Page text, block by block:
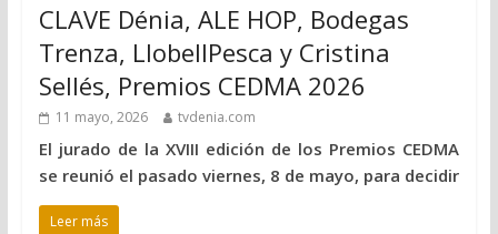
CLAVE Dénia, ALE HOP, Bodegas
Trenza, LlobellPesca y Cristina
Sellés, Premios CEDMA 2026
11 mayo, 2026 tvdenia.com
El jurado de la XVIII edición de los Premios CEDMA
se reunió el pasado viernes, 8 de mayo, para decidir
Leer más